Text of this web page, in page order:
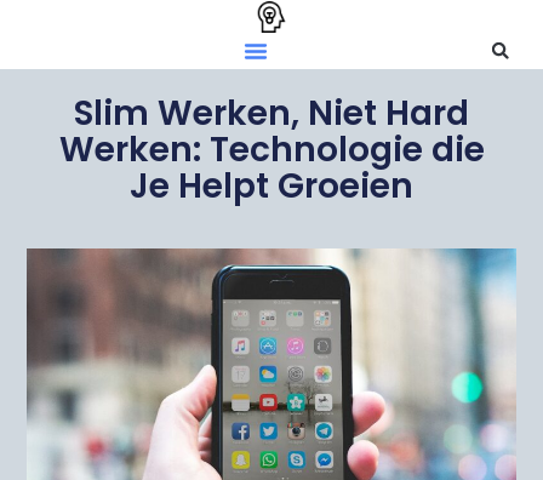
Slim Werken, Niet Hard
Werken: Technologie die
Je Helpt Groeien